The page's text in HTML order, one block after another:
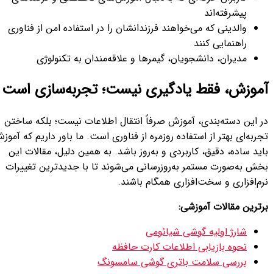
پیشرفته‌اند
والدینی که می‌خواهند فرزندانشان را در استفاده امن از فناوری
راهنمایی کنند
مدیران، دانشجویان، گیمرها و علاقه‌مندان به تکنولوژی
فقط یادگیری نیست؛ تجربه‌سازی است
این دسته‌بندی، آموزش صرفاً انتقال اطلاعات نیست؛ بلکه ساختن
بهتر از استفاده روزمره از فناوری است. ما باور داریم که آموزش
ساده، دقیق، کاربردی و به‌روز باشد. به همین دلیل، مقالات این
به‌صورت مستمر به‌روزرسانی می‌شوند تا با جدیدترین تغییرات
و سخت‌افزاری همگام باشند.
مقالات آموزشی:
شارژ اولیه گوشی شیائومی
نحوه بازیابی اطلاعات کارت حافظه
بررسی سلامت باتری گوشی سامسونگ